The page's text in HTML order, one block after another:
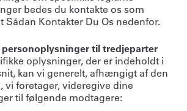
bedes du kontakte os som
Sådan Kontakter Du Os nedenfor.
til tredjeparter
oplysninger, der er indeholdt i
kan vi generelt, afhængigt af den
vi foretager, videregive dine
til følgende modtagere: